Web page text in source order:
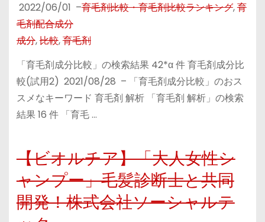
2022/06/01 –育毛剤比較・育毛剤比較ランキング,育
毛剤配合成分
成分,比較,育毛剤
「育毛剤成分比較」の検索結果 42*α 件 育毛剤成分比
較(試用2) 2021/08/28 – 「育毛剤成分比較」のおス
スメなキーワード 育毛剤 解析 「育毛剤 解析」の検索
結果 16 件 「育毛 …
【ビオルチア】「大人女性シ
ャンプー」毛髪診断士と共同
開発！株式会社ソーシャルテ